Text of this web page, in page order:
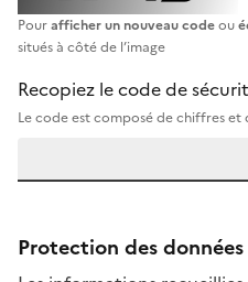
Pourafficher un nouveau codeou
situés à côté de l’image
Recopiez le code de
Le code est composé de chiffres et
Protection des